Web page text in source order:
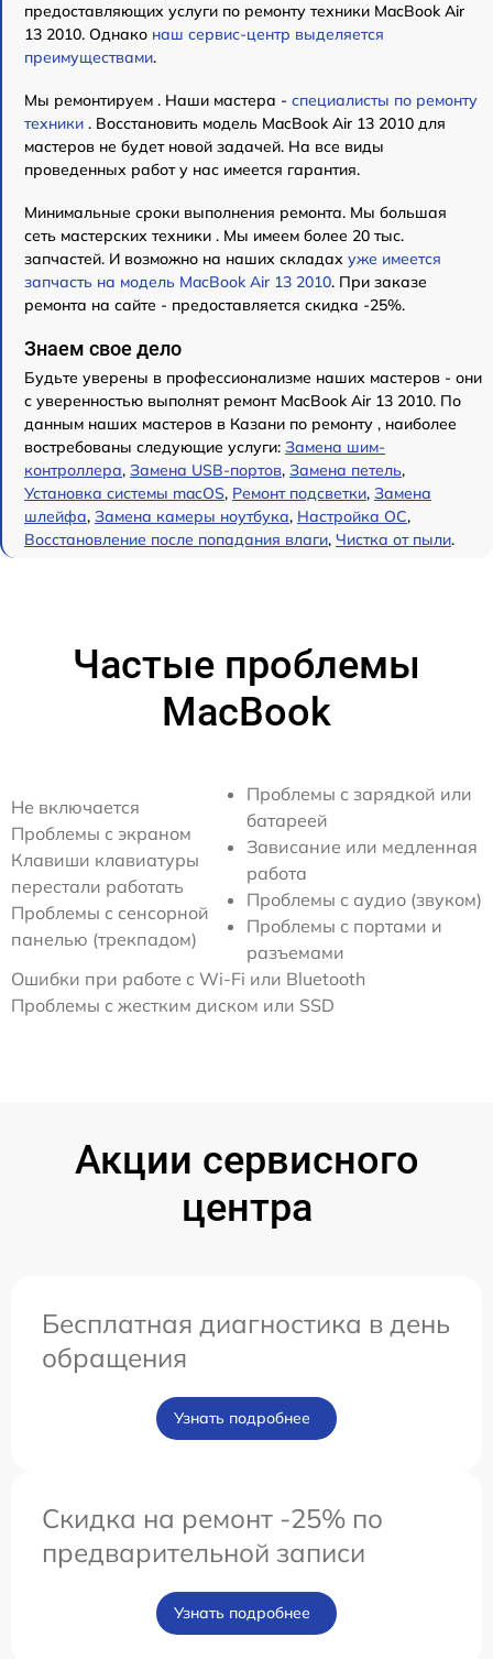
предоставляющих услуги по ремонту техники MacBook Air
13 2010. Однако наш сервис-центр выделяется
преимуществами.
Мы ремонтируем . Наши мастера - специалисты по ремонту
техники . Восстановить модель MacBook Air 13 2010 для
мастеров не будет новой задачей. На все виды
проведенных работ у нас имеется гарантия.
Минимальные сроки выполнения ремонта. Мы большая
сеть мастерских техники . Мы имеем более 20 тыс.
запчастей. И возможно на наших складах уже имеется
запчасть на модель MacBook Air 13 2010. При заказе
ремонта на сайте - предоставляется скидка -25%.
Знаем свое дело
Будьте уверены в профессионализме наших мастеров - они
с уверенностью выполнят ремонт MacBook Air 13 2010. По
данным наших мастеров в Казани по ремонту , наиболее
востребованы следующие услуги: Замена шим-
контроллера, Замена USB-портов, Замена петель,
Установка системы macOS, Ремонт подсветки, Замена
шлейфа, Замена камеры ноутбука, Настройка ОС,
Восстановление после попадания влаги, Чистка от пыли.
Частые проблемы
MacBook
Не включается
Проблемы с экраном
Клавиши клавиатуры
перестали работать
Проблемы с сенсорной
панелью (трекпадом)
Проблемы с зарядкой или
батареей
Зависание или медленная
работа
Проблемы с аудио (звуком)
Проблемы с портами и
разъемами
Ошибки при работе с Wi-Fi или Bluetooth
Проблемы с жестким диском или SSD
Акции сервисного
центра
Бесплатная диагностика в день
обращения
Узнать подробнее
Скидка на ремонт -25% по
предварительной записи
Узнать подробнее